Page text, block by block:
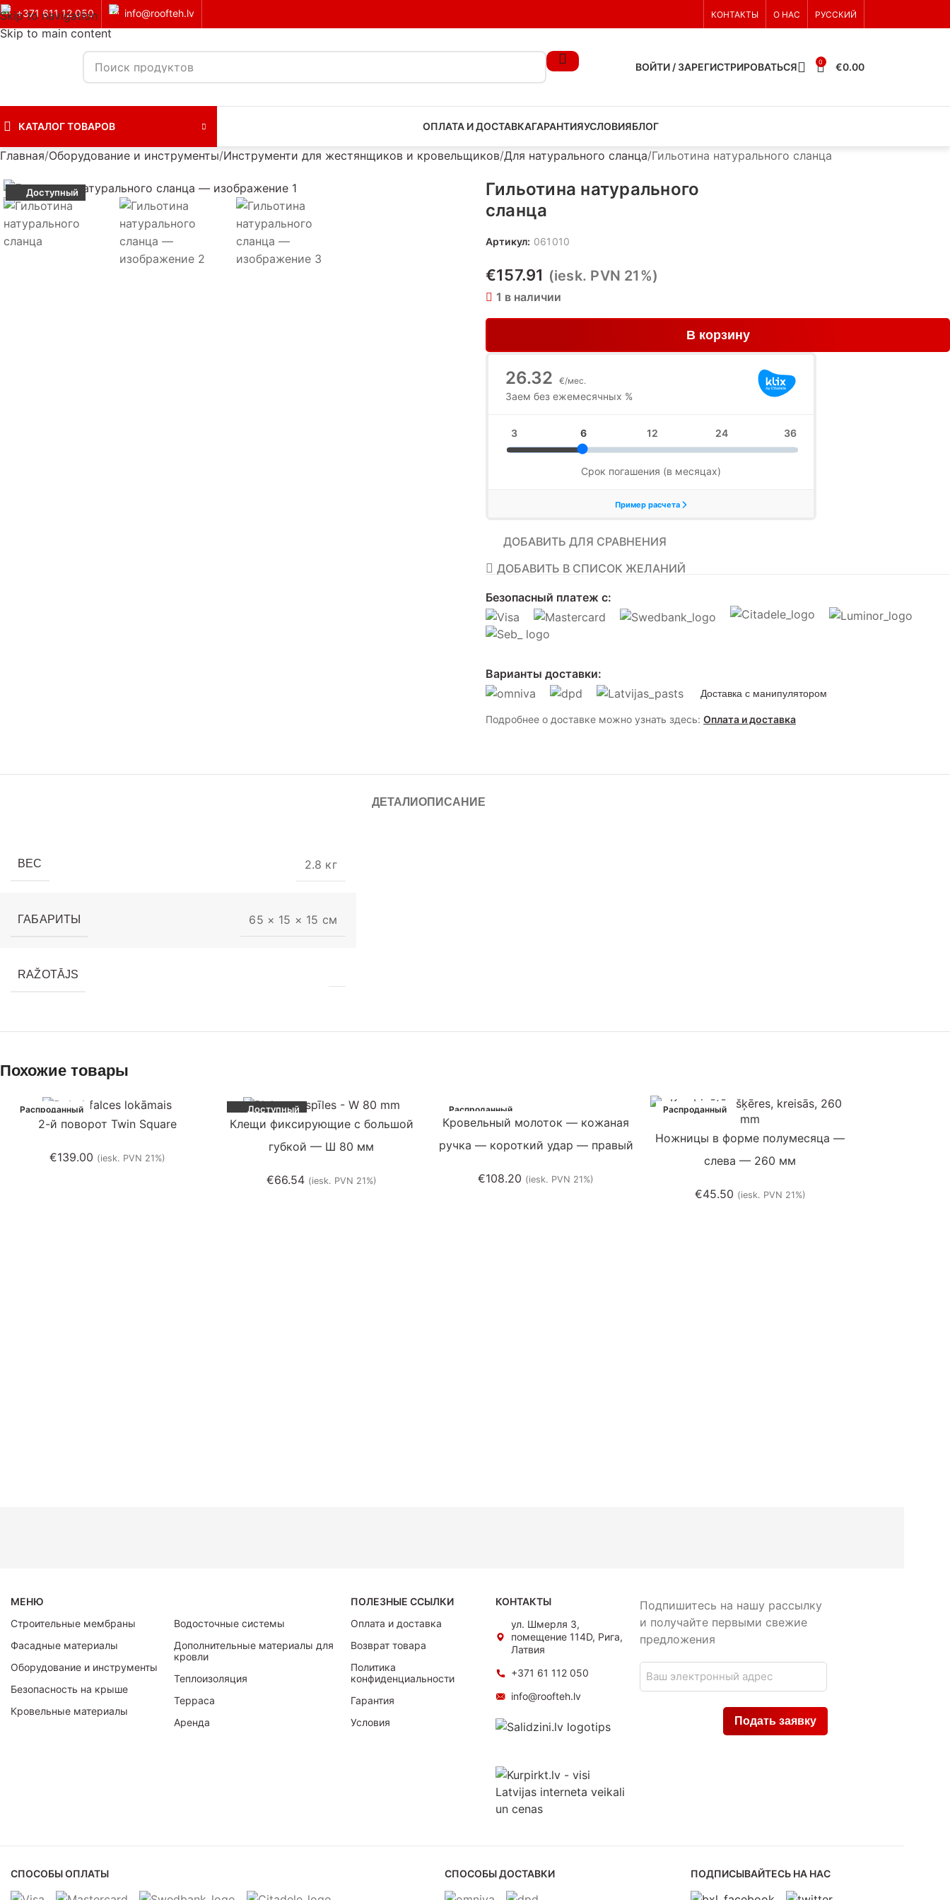
Skip to navigation
Skip to main content
+371 611 12 050 info@roofteh.lv КОНТАКТЫ О НАС РУССКИЙ
ВОЙТИ / ЗАРЕГИСТРИРОВАТЬСЯ 0 €0.00
КАТАЛОГ ТОВАРОВ ОПЛАТА И ДОСТАВКАГАРАНТИЯУСЛОВИЯБЛОГ
Главная Оборудование и инструменты Инструменти для жестянщиков и кровельщиков Для натурального сланца Гильотина натурального сланца
Доступный
Гильотина натурального
сланца
Артикул: 061010
€157.91 (iesk. PVN 21%)
1 в наличии
В корзину
Безопасный платеж с:
Варианты доставки:
Доставка с манипулятором
Подробнее о доставке можно узнать здесь: Оплата и доставка
ДОБАВИТЬ ДЛЯ СРАВНЕНИЯ
ДОБАВИТЬ В СПИСОК ЖЕЛАНИЙ
ДЕТАЛИОПИСАНИЕ
ВЕС 2.8 кг
ГАБАРИТЫ 65 × 15 × 15 см
RAŽOTĀJS
Похожие товары
Распроданный
2-й поворот Twin Square
€139.00 (iesk. PVN 21%)
Доступный
Клещи фиксирующие с большой
губкой — Ш 80 мм
€66.54 (iesk. PVN 21%)
Распроданный
Кровельный молоток — кожаная
ручка — короткий удар — правый
€108.20 (iesk. PVN 21%)
Распроданный
Ножницы в форме полумесяца —
слева — 260 мм
€45.50 (iesk. PVN 21%)
МЕНЮ
Строительные мембраны
Фасадные материалы
Оборудование и инструменты
Безопасность на крыше
Кровельные материалы
Водосточные системы
Дополнительные материалы для
кровли
Теплоизоляция
Терраса
Аренда
ПОЛЕЗНЫЕ ССЫЛКИ
Оплата и доставка
Возврат товара
Политика
конфиденциальности
Гарантия
Условия
КОНТАКТЫ
ул. Шмерля 3,
помещение 114D, Рига,
Латвия
+371 61 112 050
info@roofteh.lv
Подпишитесь на нашу рассылку
и получайте первыми свежие
предложения
СПОСОБЫ ОПЛАТЫ СПОСОБЫ ДОСТАВКИ ПОДПИСЫВАЙТЕСЬ НА НАС